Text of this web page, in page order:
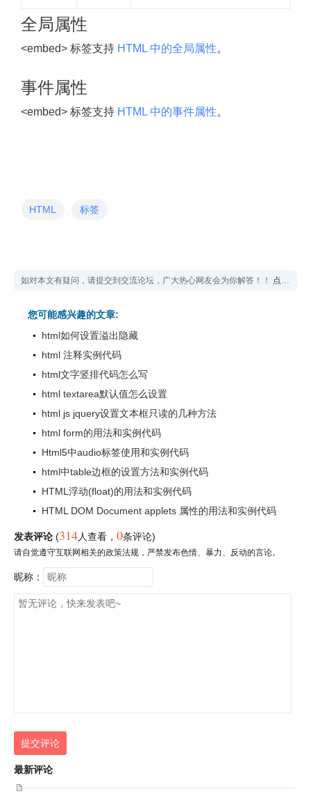
全局属性
<embed> 标签支持 HTML 中的全局属性。
事件属性
<embed> 标签支持 HTML 中的事件属性。
HTML 标签
如对本文有疑问，请提交到交流论坛，广大热心网友会为你解答！！ 点击进入论坛
您可能感兴趣的文章:
html如何设置溢出隐藏
html 注释实例代码
html文字竖排代码怎么写
html textarea默认值怎么设置
html js jquery设置文本框只读的几种方法
html form的用法和实例代码
Html5中audio标签使用和实例代码
html中table边框的设置方法和实例代码
HTML浮动(float)的用法和实例代码
HTML DOM Document applets 属性的用法和实例代码
发表评论 (314人查看 ， 0条评论)
请自觉遵守互联网相关的政策法规，严禁发布色情、暴力、反动的言论。
昵称：
提交评论
最新评论